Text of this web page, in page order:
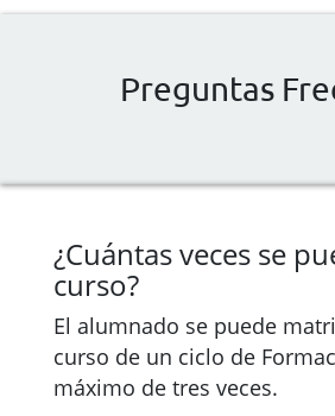
Preguntas
¿Cuántas veces se
curso?
El alumnado se puede
curso de un ciclo de
máximo de tres veces.